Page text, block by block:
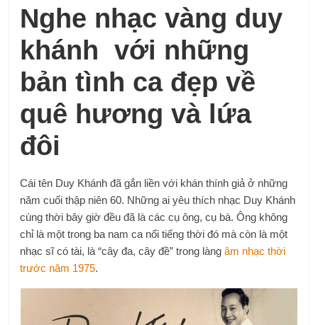
Nghe nhạc vàng duy
khánh với những
bản tình ca đẹp về
quê hương và lứa
đôi
Cái tên Duy Khánh đã gắn liền với khán thính giả ở những
năm cuối thập niên 60. Những ai yêu thích nhạc Duy Khánh
cùng thời bây giờ đều đã là các cụ ông, cụ bà. Ông không
chỉ là một trong ba nam ca nổi tiếng thời đó mà còn là một
nhạc sĩ có tài, là “cây đa, cây đề” trong làngâm nhạc thời
trước năm 1975.